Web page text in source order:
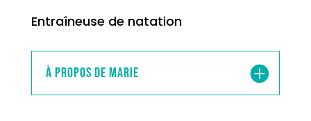
Entraîneuse de natation
À propos de Marie